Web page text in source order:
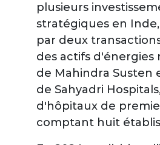
plusieurs
stratégiques en
par deux
des actifs d'énergies
de Mahindra Susten
de Sahyadri
d'hôpitaux de
comptant huit